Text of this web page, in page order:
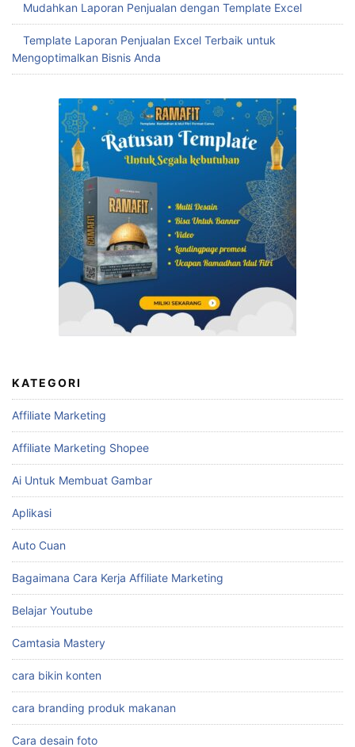
Mudahkan Laporan Penjualan dengan Template Excel
Template Laporan Penjualan Excel Terbaik untuk
Mengoptimalkan Bisnis Anda
KATEGORI
Affiliate Marketing
Affiliate Marketing Shopee
Ai Untuk Membuat Gambar
Aplikasi
Auto Cuan
Bagaimana Cara Kerja Affiliate Marketing
Belajar Youtube
Camtasia Mastery
cara bikin konten
cara branding produk makanan
Cara desain foto